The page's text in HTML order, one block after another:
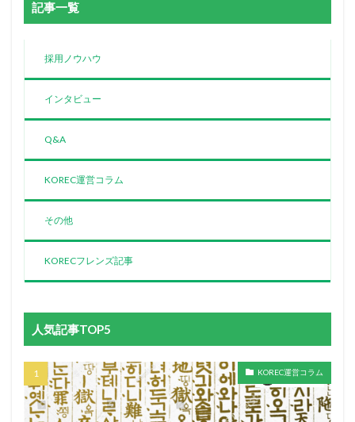
記事一覧
採用ノウハウ
インタビュー
Q&A
KOREC運営コラム
その他
KORECフレンズ記事
人気記事TOP5
KOREC運営コラム